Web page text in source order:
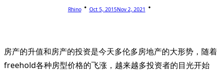
Rhino Oct 5, 2015Nov 2, 2021
房产的升值和房产的投资是今天多伦多房地产的大形势，随着
freehold各种房型价格的飞涨，越来越多投资者的目光开始